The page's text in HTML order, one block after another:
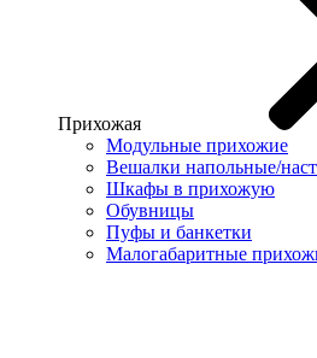
Прихожая
Модульные прихожие
Вешалки напольные/
Шкафы в прихожую
Обувницы
Пуфы и банкетки
Малогабаритные